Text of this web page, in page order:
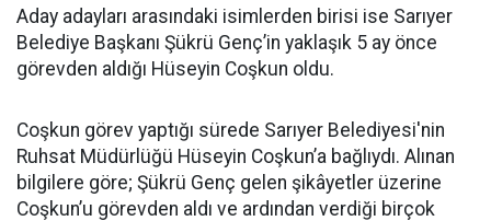
Aday adayları arasındaki isimlerden birisi ise Sarıyer
Belediye Başkanı Şükrü Genç’in yaklaşık 5 ay önce
görevden aldığı Hüseyin Coşkun oldu.
Coşkun görev yaptığı sürede Sarıyer Belediyesi'nin
Ruhsat Müdürlüğü Hüseyin Coşkun’a bağlıydı. Alınan
bilgilere göre; Şükrü Genç gelen şikâyetler üzerine
Coşkun’u görevden aldı ve ardından verdiği birçok